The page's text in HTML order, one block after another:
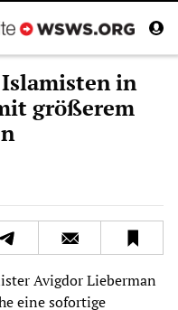
in
größerem
Avigdor Lieberman
eine sofortige